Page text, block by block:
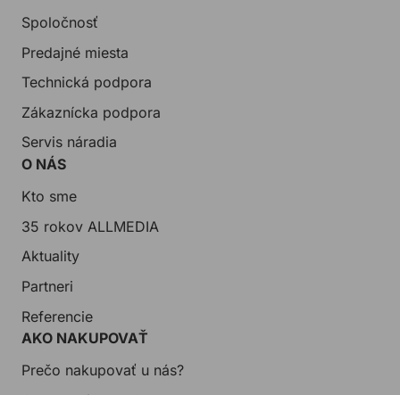
Spoločnosť
Predajné miesta
Technická podpora
Zákaznícka podpora
Servis náradia
O NÁS
Kto sme
35 rokov ALLMEDIA
Aktuality
Partneri
Referencie
AKO NAKUPOVAŤ
Prečo nakupovať u nás?